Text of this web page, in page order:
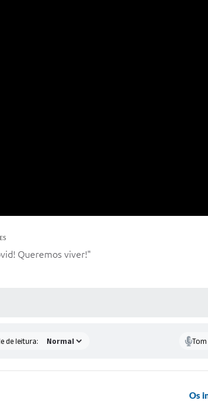
Queremos viver!"
de leitura:
Os